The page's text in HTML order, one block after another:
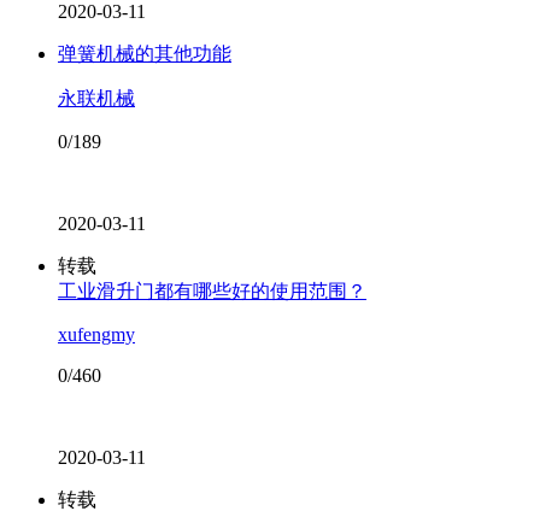
2020-03-11
弹簧机械的其他功能
永联机械
0/189
2020-03-11
转载
工业滑升门都有哪些好的使用范围？
xufengmy
0/460
2020-03-11
转载